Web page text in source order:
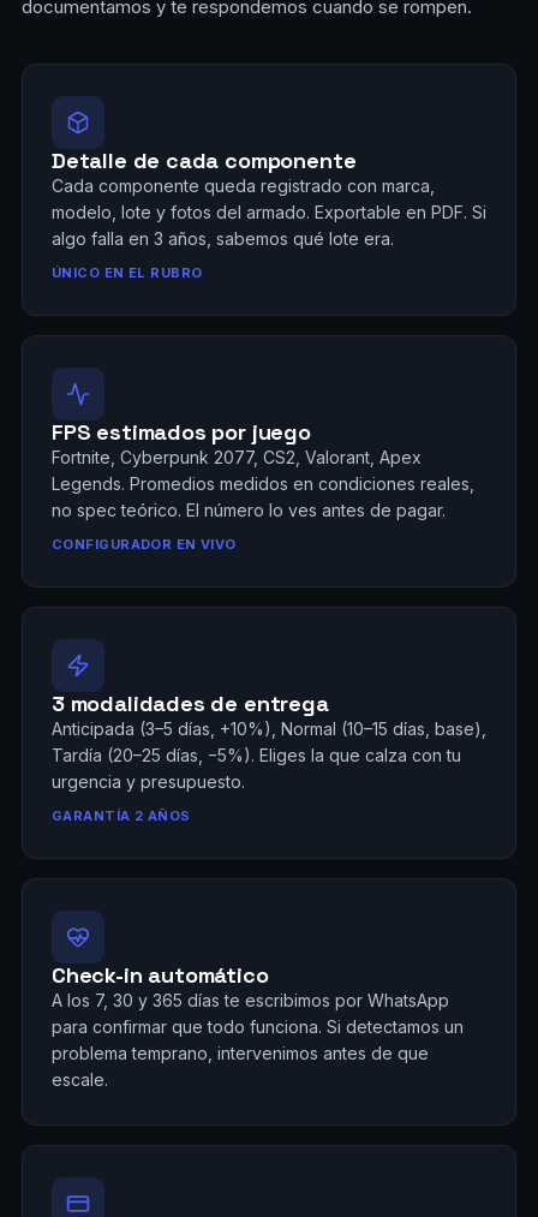
documentamos y te respondemos cuando se rompen.
Detalle de cada componente
Cada componente queda registrado con marca,
modelo, lote y fotos del armado. Exportable en PDF. Si
algo falla en 3 años, sabemos qué lote era.
ÚNICO EN EL RUBRO
FPS estimados por juego
Fortnite, Cyberpunk 2077, CS2, Valorant, Apex
Legends. Promedios medidos en condiciones reales,
no spec teórico. El número lo ves antes de pagar.
CONFIGURADOR EN VIVO
3 modalidades de entrega
Anticipada (3–5 días, +10%), Normal (10–15 días, base),
Tardía (20–25 días, −5%). Eliges la que calza con tu
urgencia y presupuesto.
GARANTÍA 2 AÑOS
Check-in automático
A los 7, 30 y 365 días te escribimos por WhatsApp
para confirmar que todo funciona. Si detectamos un
problema temprano, intervenimos antes de que
escale.